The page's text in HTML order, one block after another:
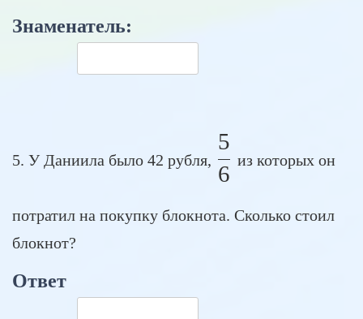
Знаменатель:
5. У Даниила было 42 рубля,
\frac{5}{6}
6
5
из которых он
потратил на покупку блокнота. Сколько стоил
блокнот?
Ответ